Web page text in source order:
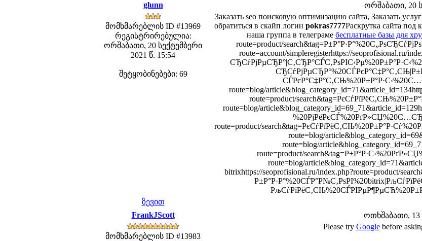
glunn
ორშაბათი, 20
მომხმარებლის ID #13969
რეგისტრირებულია:
ორშაბათი, 20 სექტემბერი
2021 წ. 15:54
შეტყობინებები: 69
Заказать seo поисковую оптимизацию сайта, Заказать
обратиться в скайп логин pokras7777Раскрутка сайта под
наша группа в телеграме бесплатные базы для
route=product/
route=account/simpleregisterhttps://seoprofisional.ru/
route=blog/
route=product/
route=blog/
route=product/
route=blog/
route=blog/
route=product/
route=blog/
bitrixhttps://seoprofisional.ru/index.php?route=product/
ზევით
FrankJScott
ოთხშაბათი, 13
მომხმარებლის ID #13983
Please try Googlebefore